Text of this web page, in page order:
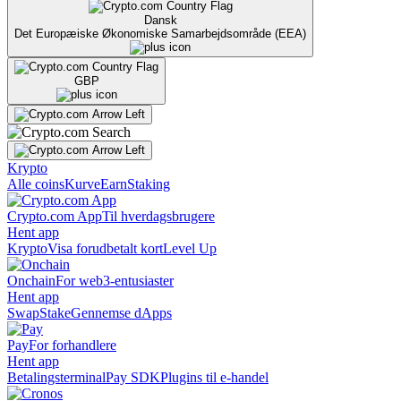
Dansk
Det Europæiske Økonomiske Samarbejdsområde (EEA)
GBP
Krypto
Alle coinsKurveEarnStaking
Crypto.com AppTil hverdagsbrugere
Hent app
KryptoVisa forudbetalt kortLevel Up
OnchainFor web3-entusiaster
Hent app
SwapStakeGennemse dApps
PayFor forhandlere
Hent app
BetalingsterminalPay SDKPlugins til e-handel